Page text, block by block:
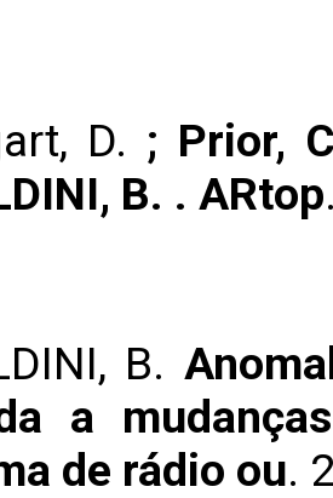
D. ; Prior,
B. . ARtop
B.
a
de rádio ou.